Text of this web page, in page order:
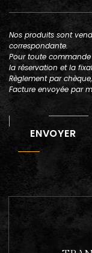
Nos produits sont
correspondante.
Pour toute
la réservation et la
Règlement par
Facture envoyée par
ENVOYER